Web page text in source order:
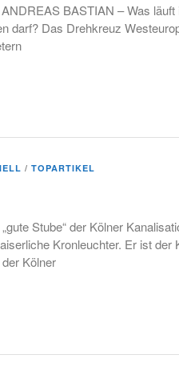
BASTIAN – Was läuft
darf? Das Drehkreuz
/ TOPARTIKEL
Stube“ der Kölner
Kronleuchter. Er ist der
Kölner